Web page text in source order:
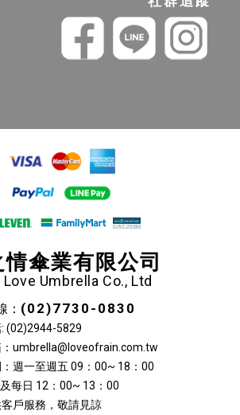
傘業有限公司
Love Umbrella Co., Ltd
： (02)7730-0830
(02)2944-5829
umbrella@loveofrain.com.tw
週一至週五 09：00~ 18：00
每日 12：00~ 13：00
戶服務，敬請見諒